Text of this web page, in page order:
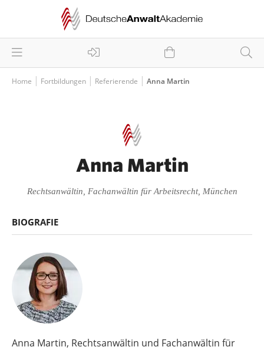
Home Fortbildungen Referierende Anna Martin
Anna Martin
Rechtsanwältin, Fachanwältin für Arbeitsrecht, München
BIOGRAFIE
Anna Martin, Rechtsanwältin und Fachanwältin für